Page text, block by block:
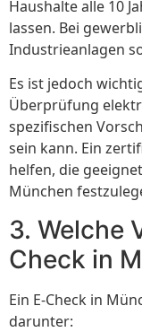
Haushalte alle 10
lassen. Bei
Industrieanlagen
Es ist jedoch
Überprüfung
spezifischen
sein kann. Ein
helfen, die
München
3. Welche
Check in
Ein E-Check in
darunter: